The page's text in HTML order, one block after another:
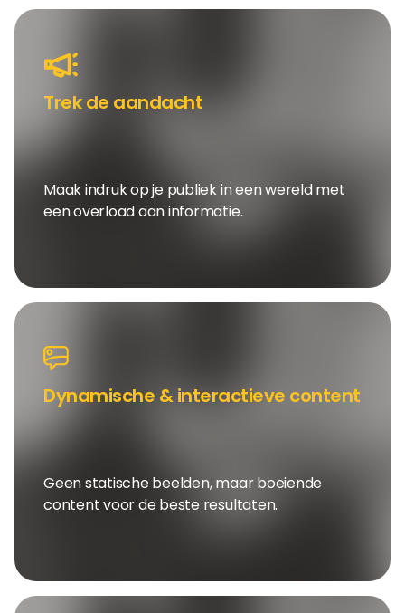
Trek de aandacht
Maak indruk op je publiek in een wereld met
een overload aan informatie.
Dynamische & interactieve content
Geen statische beelden, maar boeiende
content voor de beste resultaten.